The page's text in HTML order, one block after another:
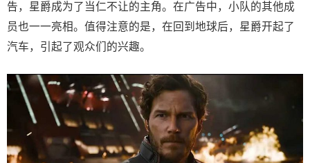
告，星爵成为了当仁不让的主角。在广告中，小队的其他成
员也一一亮相。值得注意的是，在回到地球后，星爵开起了
汽车，引起了观众们的兴趣。